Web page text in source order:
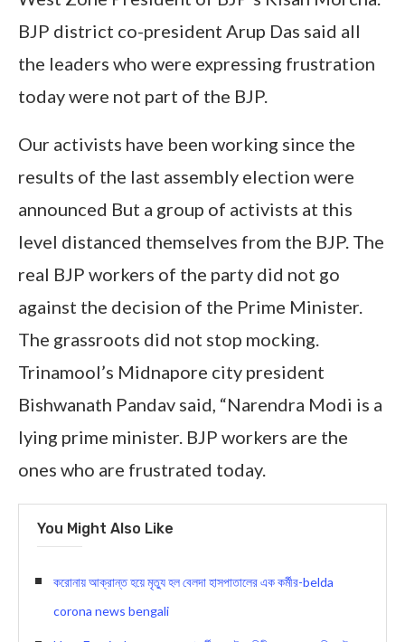
BJP district co-president Arup Das said all
the leaders who were expressing frustration
today were not part of the BJP.
Our activists have been working since the
results of the last assembly election were
announced But a group of activists at this
level distanced themselves from the BJP. The
real BJP workers of the party did not go
against the decision of the Prime Minister.
The grassroots did not stop mocking.
Trinamool’s Midnapore city president
Bishwanath Pandav said, “Narendra Modi is a
lying prime minister. BJP workers are the
ones who are frustrated today.
You Might Also Like
করোনায় আক্রান্ত হয়ে মৃত্যু হল বেলদা হাসপাতালের এক কর্মীর-belda
corona news bengali